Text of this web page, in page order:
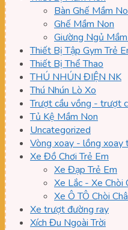
Bàn Ghế Mầm
Ghế Mầm Non
Giường Ngủ
Thiết Bị Tập Gym Trẻ
Thiết Bị Thể Thao
THÚ NHÚN ĐIỆN NK
Thú Nhún Lò Xo
Trượt cầu vồng - trượt
Tủ Kệ Mầm Non
Uncategorized
Vòng xoay - lồng xoay
Xe Đồ Chơi Trẻ Em
Xe Đạp Trẻ Em
Xe Lắc - Xe Chòi
Xe Ô TÔ Chòi
Xe trượt đường ray
Xích Đu Ngoài Trời